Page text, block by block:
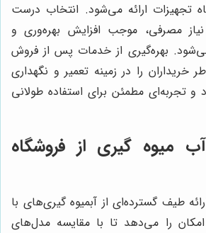
تجهیزات ارائه می‌شود. انتخاب درست
مصرفی، موجب افزایش بهره‌وری و
بهره‌گیری از خدمات پس از فروش
خریداران را در زمینه تعمیر و نگهداری
و تجربه‌ای مطمئن برای استفاده طولانی
میوه گیری از فروشگاه
طیف گسترده‌ای از آبمیوه گیری‌های با
را می‌دهد تا با مقایسه مدل‌های